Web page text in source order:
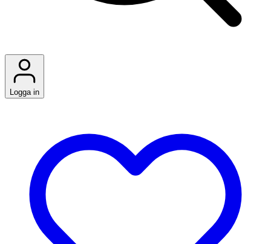
Logga in